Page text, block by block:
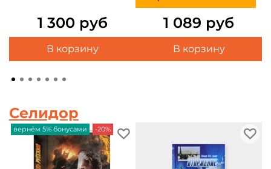
1 300 руб
В корзину
1 089 руб
В корзину
Селидор
вернём 5% бонусами -20%